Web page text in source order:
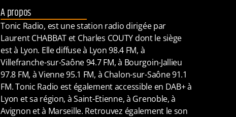
A propos
Tonic Radio, est une station radio dirigée par
Laurent CHABBAT et Charles COUTY dont le siège
est à Lyon. Elle diffuse à Lyon 98.4 FM, à
Villefranche-sur-Saône 94.7 FM, à Bourgoin-Jallieu
97.8 FM, à Vienne 95.1 FM, à Chalon-sur-Saône 91.1
FM. Tonic Radio est également accessible en DAB+ à
Lyon et sa région, à Saint-Etienne, à Grenoble, à
Avignon et à Marseille. Retrouvez également le son